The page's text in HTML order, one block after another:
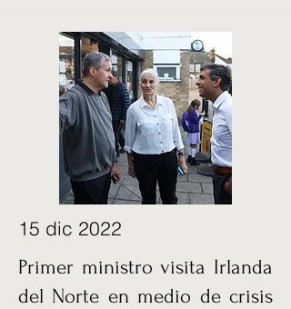
15 dic 2022
Primer ministro visita Irlanda
del Norte en medio de crisis